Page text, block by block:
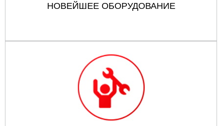
НОВЕЙШЕЕ ОБОРУДОВАНИЕ